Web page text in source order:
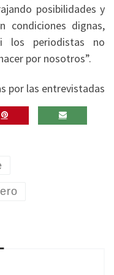
posibilidades y
condiciones dignas,
los periodistas no
por nosotros”.
por las entrevistadas